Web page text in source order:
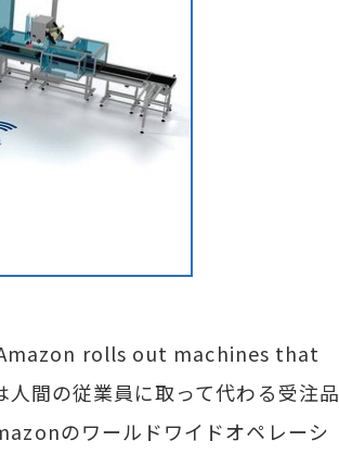
rolls out machines that
間の従業員に取って代わる受注品
のワールドワイドオペレーシ